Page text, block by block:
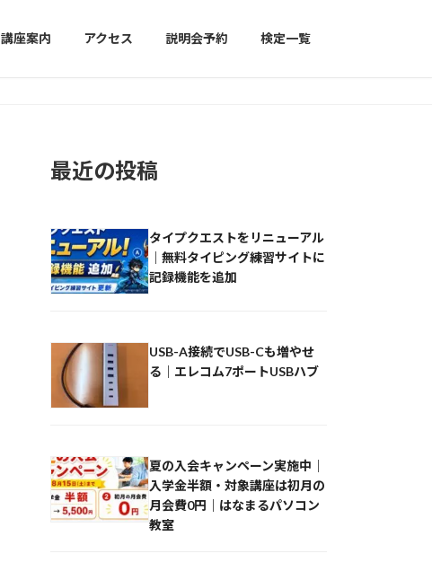
講座案内 アクセス 説明会予約 検定一覧
最近の投稿
タイプクエストをリニューアル
｜無料タイピング練習サイトに
記録機能を追加
USB-A接続でUSB-Cも増やせ
る｜エレコム7ポートUSBハブ
夏の入会キャンペーン実施中｜
入学金半額・対象講座は初月の
月会費0円｜はなまるパソコン
教室